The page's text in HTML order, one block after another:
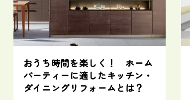
おうち時間を楽しく！ ホーム
パーティーに適したキッチン・
ダイニングリフォームとは？